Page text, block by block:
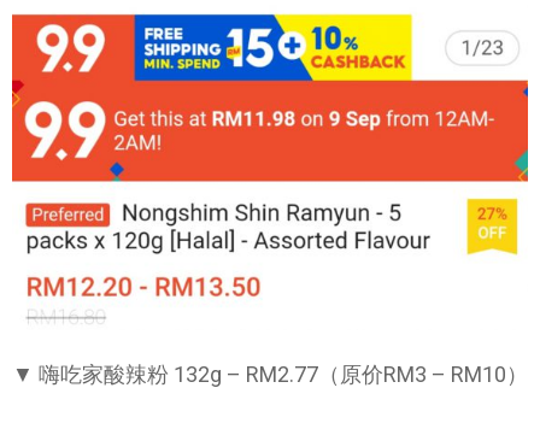
▼ 嗨吃家酸辣粉 132g – RM2.77（原价RM3 – RM10）